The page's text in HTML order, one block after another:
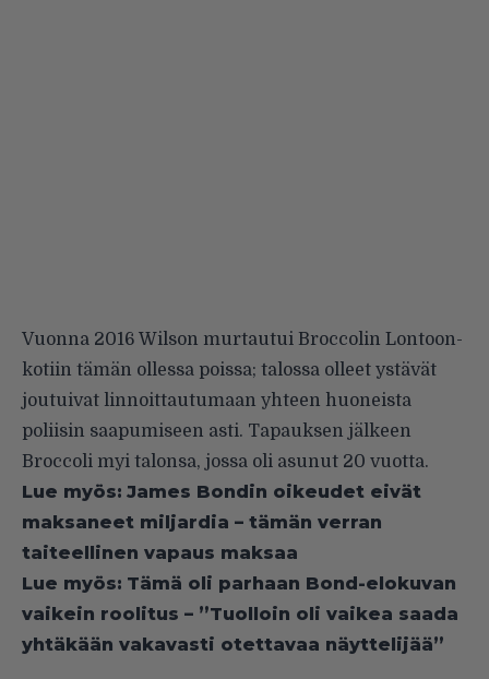
Vuonna 2016 Wilson murtautui Broccolin Lontoon-
kotiin tämän ollessa poissa; talossa olleet ystävät
joutuivat linnoittautumaan yhteen huoneista
poliisin saapumiseen asti. Tapauksen jälkeen
Broccoli myi talonsa, jossa oli asunut 20 vuotta.
Lue myös: James Bondin oikeudet eivät
maksaneet miljardia – tämän verran
taiteellinen vapaus maksaa
Lue myös: Tämä oli parhaan Bond-elokuvan
vaikein roolitus – ”Tuolloin oli vaikea saada
yhtäkään vakavasti otettavaa näyttelijää”